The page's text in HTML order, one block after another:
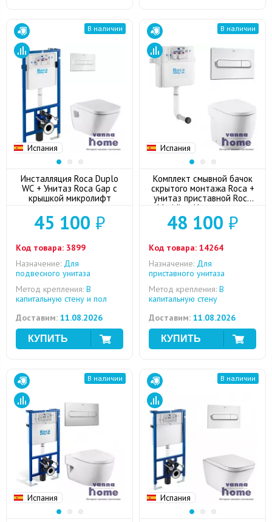
Испания
В наличии
Инсталляция Roca Duplo
WC + Унитаз Roca Gap с
крышкой микролифт
45 100 ₽
Код товара: 3899
Назначение: Для
подвесного унитаза
Метод крепления: В
капитальную стену и пол
Доставим: 11.08.2026
Испания
В наличии
Комплект смывной бачок
скрытого монтажа Roca +
унитаз приставной Roca
Meridian-N с сиденьем
микролифт + кнопка смыва
(хром)
48 100 ₽
Код товара: 14264
Назначение: Для
приставного унитаза
Метод крепления: В
капитальную стену
Доставим: 11.08.2026
Испания
В наличии
Испания
В наличии